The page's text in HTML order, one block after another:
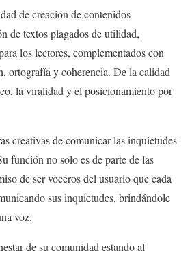
de creación de contenidos
de textos plagados de utilidad,
los lectores, complementados con
ortografía y coherencia. De la calidad
la viralidad y el posicionamiento por
creativas de comunicar las inquietudes
función no solo es de parte de las
de ser voceros del usuario que cada
sus inquietudes, brindándole
voz.
de su comunidad estando al